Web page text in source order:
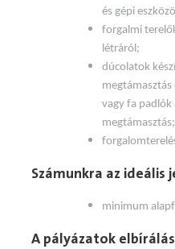
és gépi
forgalmi
létráról;
dúcolatok
vagy fa padlók
megtámasztás;
Számunkra az ideális
minimum
A pályázatok